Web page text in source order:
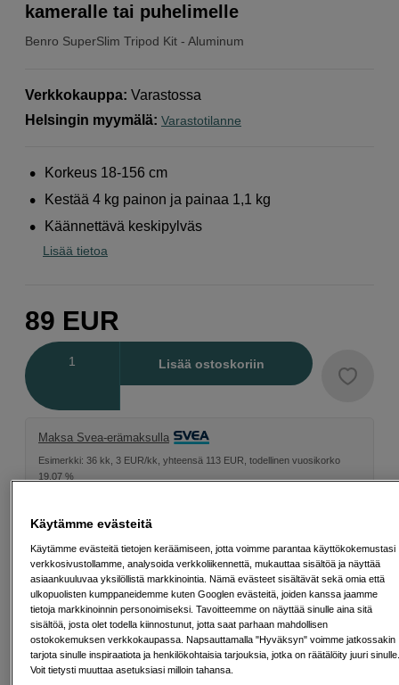
Benro SuperSlim Tripod Kit - Aluminum
kameralle tai puhelimelle
Verkkokauppa: Varastossa
Helsingin myymälä: Varastotilanne
Korkeus 18-156 cm
Kestää 4 kg painon ja painaa 1,1 kg
Käännettävä keskipylväs
Lisää tietoa
89 EUR
Lisää ostoskoriin
Maksa Svea-erämaksulla
Esimerkki: 36 kk, 3 EUR/kk, yhteensä 113 EUR, todellinen vuosikorko
19,07 %
Lainaaminen maksaa!
liittymien tekemistä ja uusien lainojen saamista. Apua saat kuntasi talous- ja
velkaneuvonnasta. Yhteystiedot löydät sivulta kkv.fi (avautuu uuteen
välilehteen)
SP tykkää
Tämä on tuote, josta pidämme erityisen paljon.
Seuraa tätä symbolia löytääksesi lisää valikoituja
suosikkejamme.
Käytämme evästeitä
Käytämme evästeitä tietojen keräämiseen, jotta voimme parantaa käyttökokemustasi
verkkosivustollamme, analysoida verkkoliikennettä, mukauttaa sisältöä ja näyttää
asiaankuuluvaa yksilöllistä markkinointia. Nämä evästeet sisältävät sekä omia että
ulkopuolisten kumppaneidemme kuten Googlen evästeitä, joiden kanssa jaamme
tietoja markkinoinnin personoimiseksi. Tavoitteemme on näyttää sinulle aina sitä
sisältöä, josta olet todella kiinnostunut, jotta saat parhaan mahdollisen
ostokokemuksen verkkokaupassa. Napsauttamalla "Hyväksyn" voimme jatkossakin
tarjota sinulle inspiraatiota ja henkilökohtaisia tarjouksia, jotka on räätälöity juuri
Voit tietysti muuttaa asetuksiasi milloin tahansa.